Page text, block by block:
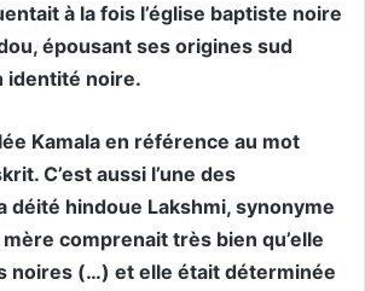
à la fois l’église baptiste noire
épousant ses origines sud
identité noire.
Kamala en référence au mot
C’est aussi l’une des
déité hindoue Lakshmi, synonyme
comprenait très bien qu’elle
noires (…) et elle était déterminée